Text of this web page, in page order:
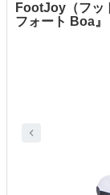
FootJoy（フッ
フォート Boa』